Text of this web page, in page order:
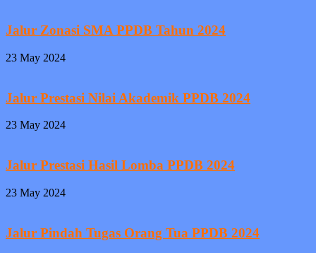
Jalur Zonasi SMA PPDB Tahun 2024
23 May 2024
Jalur Prestasi Nilai Akademik PPDB 2024
23 May 2024
Jalur Prestasi Hasil Lomba PPDB 2024
23 May 2024
Jalur Pindah Tugas Orang Tua PPDB 2024